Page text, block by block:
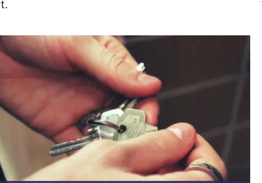
evenementen als ArnhemMode en het
regio.